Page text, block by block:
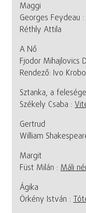
Maggi
Georges Feydeau :
Réthly Attila
A Nő
Fjodor Mihajlovics
Rendező: Ivo
Sztanka, a felesége
Székely Csaba :
Gertrud
William
Margit
Füst Milán : Máli
Ágika
Örkény István :